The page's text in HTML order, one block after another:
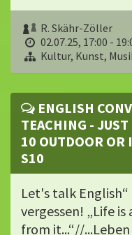
R. Skähr-Zöller
02.07.25, 17:00 -
Kultur, Kunst,
ENGLISH
TEACHING -
10 OUTDOOR OR
S10
Let's talk
vergessen! „Life
from it...“//